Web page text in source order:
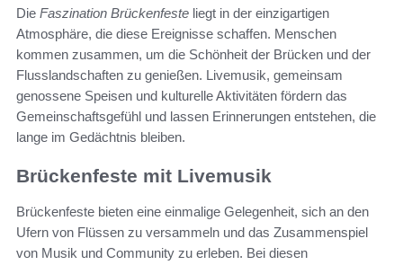
Die Faszination Brückenfeste liegt in der einzigartigen
Atmosphäre, die diese Ereignisse schaffen. Menschen
kommen zusammen, um die Schönheit der Brücken und der
Flusslandschaften zu genießen. Livemusik, gemeinsam
genossene Speisen und kulturelle Aktivitäten fördern das
Gemeinschaftsgefühl und lassen Erinnerungen entstehen, die
lange im Gedächtnis bleiben.
Brückenfeste mit Livemusik
Brückenfeste bieten eine einmalige Gelegenheit, sich an den
Ufern von Flüssen zu versammeln und das Zusammenspiel
von Musik und Community zu erleben. Bei diesen